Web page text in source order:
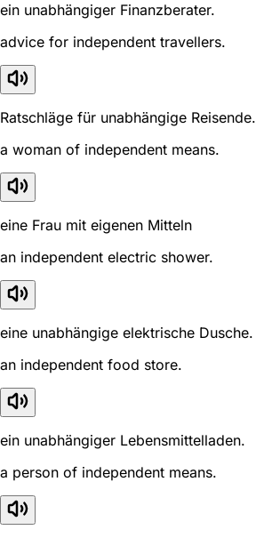
ein unabhängiger Finanzberater.
advice for independent travellers.
Ratschläge für unabhängige Reisende.
a woman of independent means.
eine Frau mit eigenen Mitteln
an independent electric shower.
eine unabhängige elektrische Dusche.
an independent food store.
ein unabhängiger Lebensmittelladen.
a person of independent means.